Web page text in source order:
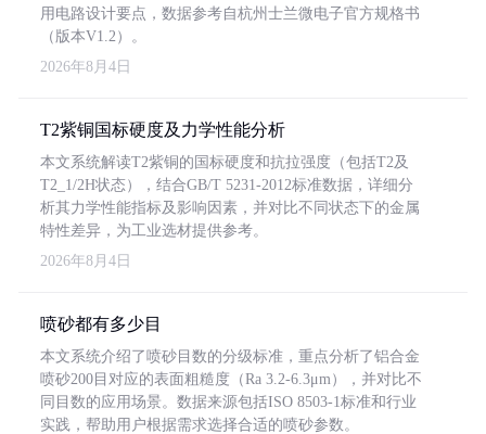
用电路设计要点，数据参考自杭州士兰微电子官方规格书
（版本V1.2）。
2026年8月4日
T2紫铜国标硬度及力学性能分析
本文系统解读T2紫铜的国标硬度和抗拉强度（包括T2及
T2_1/2H状态），结合GB/T 5231-2012标准数据，详细分
析其力学性能指标及影响因素，并对比不同状态下的金属
特性差异，为工业选材提供参考。
2026年8月4日
喷砂都有多少目
本文系统介绍了喷砂目数的分级标准，重点分析了铝合金
喷砂200目对应的表面粗糙度（Ra 3.2-6.3μm），并对比不
同目数的应用场景。数据来源包括ISO 8503-1标准和行业
实践，帮助用户根据需求选择合适的喷砂参数。